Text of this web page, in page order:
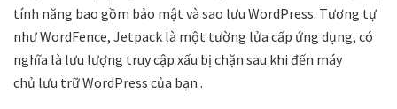
tính năng bao gồm bảo mật và sao lưu WordPress. Tương tự
như WordFence, Jetpack là một tường lửa cấp ứng dụng, có
nghĩa là lưu lượng truy cập xấu bị chặn sau khi đến máy
chủ lưu trữ WordPress của bạn .